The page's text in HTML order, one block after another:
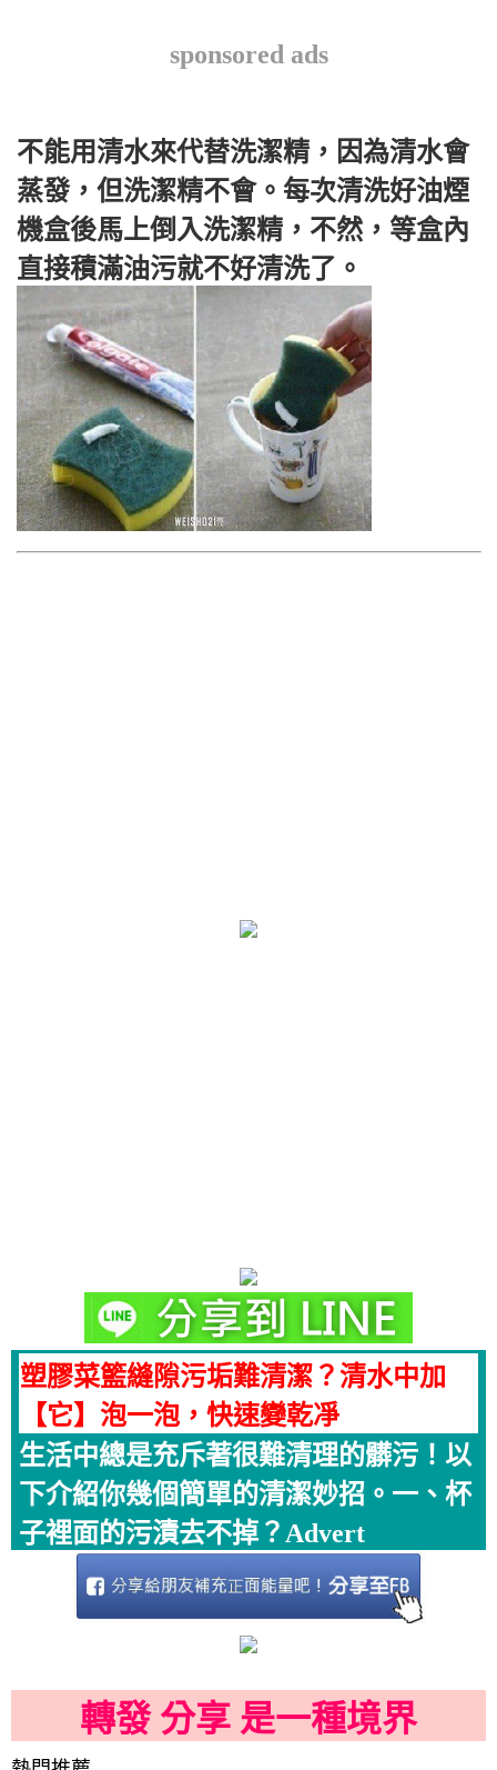
sponsored ads
不能用清水來代替洗潔精，因為清水會
蒸發，但洗潔精不會。每次清洗好油煙
機盒後馬上倒入洗潔精，不然，等盒內
直接積滿油污就不好清洗了。
塑膠菜籃縫隙污垢難清潔？清水中加
【它】泡一泡，快速變乾凈
生活中總是充斥著很難清理的髒污！以
下介紹你幾個簡單的清潔妙招。一、杯
子裡面的污漬去不掉？Advert
轉發 分享 是一種境界